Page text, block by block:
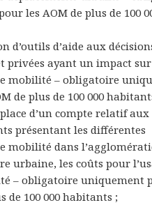
les AOM de plus de 100
d’outils d’aide aux
privées ayant un impact sur
mobilité – obligatoire
de plus de 100 000
d’un compte relatif aux
présentant les différentes
mobilité dans
urbaine, les coûts pour
– obligatoire uniquement
de 100 000 habitants ;